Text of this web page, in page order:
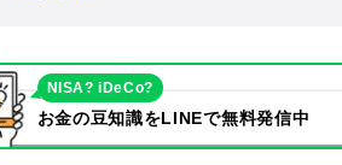
お金の豆知識をLINEで無料発信中
NISA? iDeCo?